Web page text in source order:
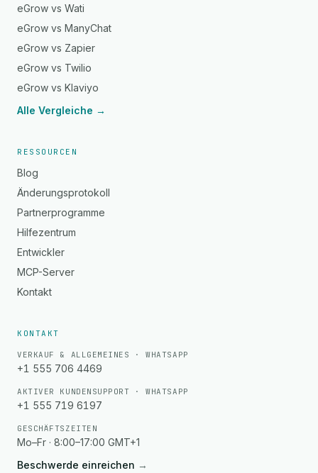
eGrow vs Wati
eGrow vs ManyChat
eGrow vs Zapier
eGrow vs Twilio
eGrow vs Klaviyo
Alle Vergleiche →
RESSOURCEN
Blog
Änderungsprotokoll
Partnerprogramme
Hilfezentrum
Entwickler
MCP-Server
Kontakt
KONTAKT
VERKAUF & ALLGEMEINES · WHATSAPP
+1 555 706 4469
AKTIVER KUNDENSUPPORT · WHATSAPP
+1 555 719 6197
GESCHÄFTSZEITEN
Mo–Fr · 8:00–17:00 GMT+1
Beschwerde einreichen →